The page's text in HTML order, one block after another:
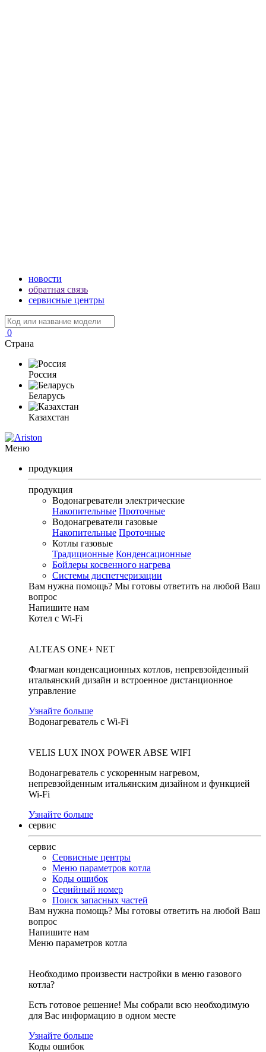
новости
обратная связь
сервисные центры
0
Страна
Россия
Беларусь
Казахстан
Меню
продукция
продукция
Водонагреватели электрические
Накопительные Проточные
Водонагреватели газовые
Накопительные Проточные
Котлы газовые
Традиционные Конденсационные
Бойлеры косвенного нагрева
Системы диспетчеризации
Вам нужна помощь? Мы готовы ответить на любой Ваш
вопрос
Напишите нам
Котел с Wi-Fi
ALTEAS ONE+ NET
Флагман конденсационных котлов, непревзойденный
итальянский дизайн и встроенное дистанционное
управление
Узнайте больше
Водонагреватель с Wi-Fi
VELIS LUX INOX POWER ABSE WIFI
Водонагреватель с ускоренным нагревом,
непревзойденным итальянским дизайном и функцией
Wi-Fi
Узнайте больше
сервис
сервис
Сервисные центры
Меню параметров котла
Коды ошибок
Серийный номер
Поиск запасных частей
Вам нужна помощь? Мы готовы ответить на любой Ваш
вопрос
Напишите нам
Меню параметров котла
Необходимо произвести настройки в меню газового
котла?
Есть готовое решение! Мы собрали всю необходимую
для Вас информацию в одном месте
Узнайте больше
Коды ошибок